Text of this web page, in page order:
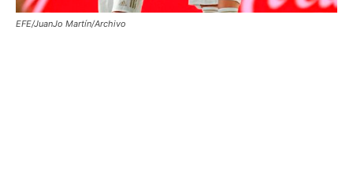
EFE/JuanJo Martín/Archivo